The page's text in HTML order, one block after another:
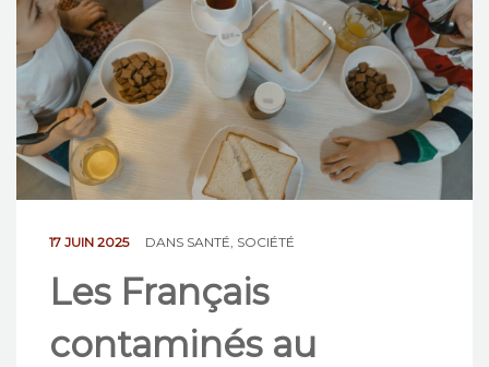
JURIDIQUE
LA CCA-GE
NOS ACTIONS
CONTACT
17 JUIN 2025 DANS SANTÉ SOCIÉTÉ
Les Français
contaminés au